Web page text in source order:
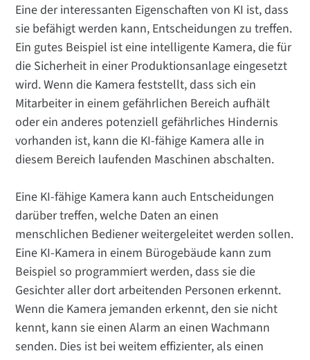
Eine der interessanten Eigenschaften von KI ist, dass
sie befähigt werden kann, Entscheidungen zu treffen.
Ein gutes Beispiel ist eine intelligente Kamera, die für
die Sicherheit in einer Produktionsanlage eingesetzt
wird. Wenn die Kamera feststellt, dass sich ein
Mitarbeiter in einem gefährlichen Bereich aufhält
oder ein anderes potenziell gefährliches Hindernis
vorhanden ist, kann die KI-fähige Kamera alle in
diesem Bereich laufenden Maschinen abschalten.
Eine KI-fähige Kamera kann auch Entscheidungen
darüber treffen, welche Daten an einen
menschlichen Bediener weitergeleitet werden sollen.
Eine KI-Kamera in einem Bürogebäude kann zum
Beispiel so programmiert werden, dass sie die
Gesichter aller dort arbeitenden Personen erkennt.
Wenn die Kamera jemanden erkennt, den sie nicht
kennt, kann sie einen Alarm an einen Wachmann
senden. Dies ist bei weitem effizienter, als einen